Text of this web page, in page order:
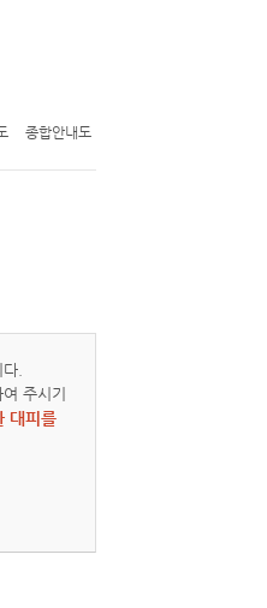
종합안내도
.
주시기
대피를